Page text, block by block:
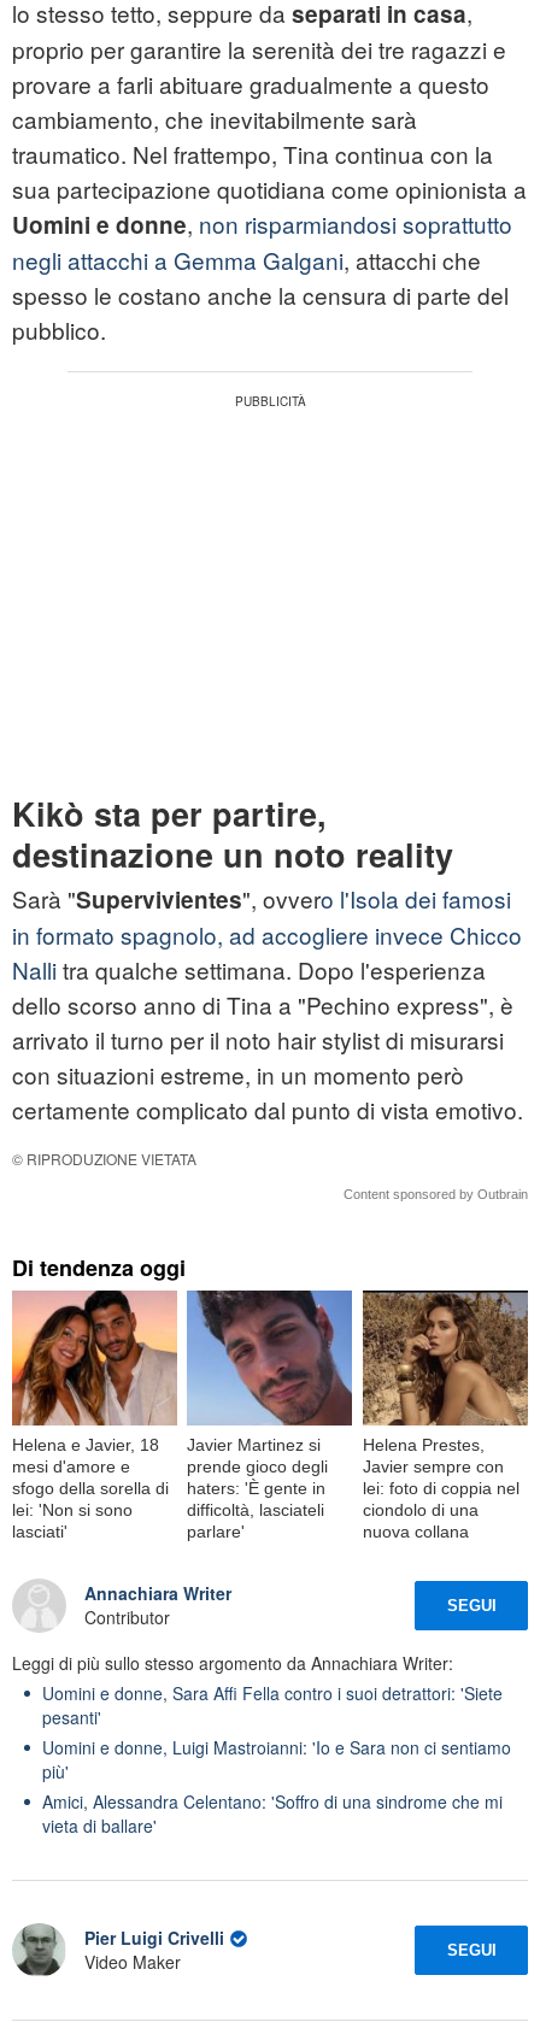
lo stesso tetto, seppure da separati in casa,
proprio per garantire la serenità dei tre ragazzi e
provare a farli abituare gradualmente a questo
cambiamento, che inevitabilmente sarà
traumatico. Nel frattempo, Tina continua con la
sua partecipazione quotidiana come opinionista a
Uomini e donne, non risparmiandosi soprattutto
negli attacchi a Gemma Galgani, attacchi che
spesso le costano anche la censura di parte del
pubblico.
Kikò sta per partire,
destinazione un noto reality
Sarà "Supervivientes", ovvero l'Isola dei famosi
in formato spagnolo, ad accogliere invece Chicco
Nallitra qualche settimana. Dopo l'esperienza
dello scorso anno di Tina a "Pechino express", è
arrivato il turno per il noto hair stylist di misurarsi
con situazioni estreme, in un momento però
certamente complicato dal punto di vista emotivo.
© RIPRODUZIONE VIETATA
Content sponsored by Outbrain
Di tendenza oggi
Helena e Javier, 18
mesi d'amore e
sfogo della sorella di
lei: 'Non si sono
lasciati'
Javier Martinez si
prende gioco degli
haters: 'È gente in
difficoltà, lasciateli
parlare'
Helena Prestes,
Javier sempre con
lei: foto di coppia nel
ciondolo di una
nuova collana
Annachiara Writer
Contributor
SEGUI
Leggi di più sullo stesso argomento da Annachiara Writer:
Uomini e donne, Sara Affi Fella contro i suoi detrattori: 'Siete
pesanti'
Uomini e donne, Luigi Mastroianni: 'Io e Sara non ci sentiamo
più'
Amici, Alessandra Celentano: 'Soffro di una sindrome che mi
vieta di ballare'
Pier Luigi Crivelli
Video Maker
SEGUI